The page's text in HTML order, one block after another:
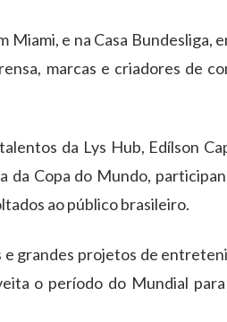
Miami, e na Casa Bundesliga,
marcas e criadores de
da Lys Hub, Edílson
Copa do Mundo,
ao público brasileiro.
grandes projetos de
o período do Mundial